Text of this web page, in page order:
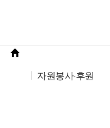
자원봉사·후원